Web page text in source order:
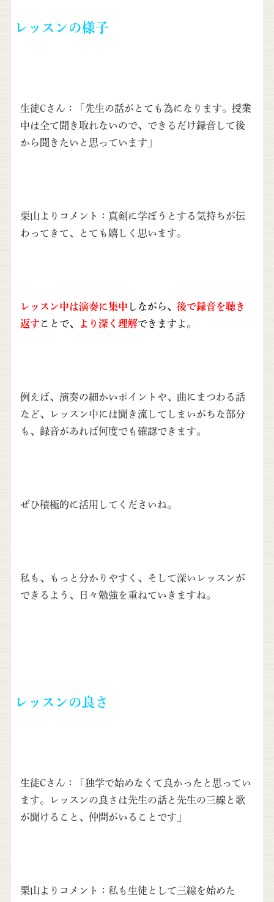
レッスンの様子
生徒Cさん：「先生の話がとても為になります。授業
中は全て聞き取れないので、できるだけ録音して後
から聞きたいと思っています」
栗山よりコメント：真剣に学ぼうとする気持ちが伝
わってきて、とても嬉しく思います。
レッスン中は演奏に集中 しながら、 後で録音を聴き
返すことで、 より深く理解できます よ。
例えば、演奏の細かいポイントや、曲にまつわる話
など、レッスン中には聞き流してしまいがちな部分
も、録音があれば何度でも確認できます。
ぜひ積極的に活用してくださいね。
私も、もっと分かりやすく、そして深いレッスンが
できるよう、日々勉強を重ねていきますね。
レッスンの良さ
生徒Cさん：「独学で始めなくて良かったと思ってい
ます。レッスンの良さは先生の話と先生の三線と歌
が聞けること、仲間がいることです」
栗山よりコメント：私も生徒として三線を始めた